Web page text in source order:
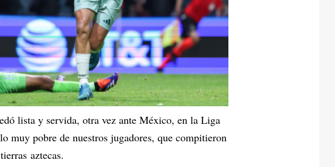
lista y servida, otra vez ante México, en la Liga
muy pobre de nuestros jugadores, que compitieron
aztecas.